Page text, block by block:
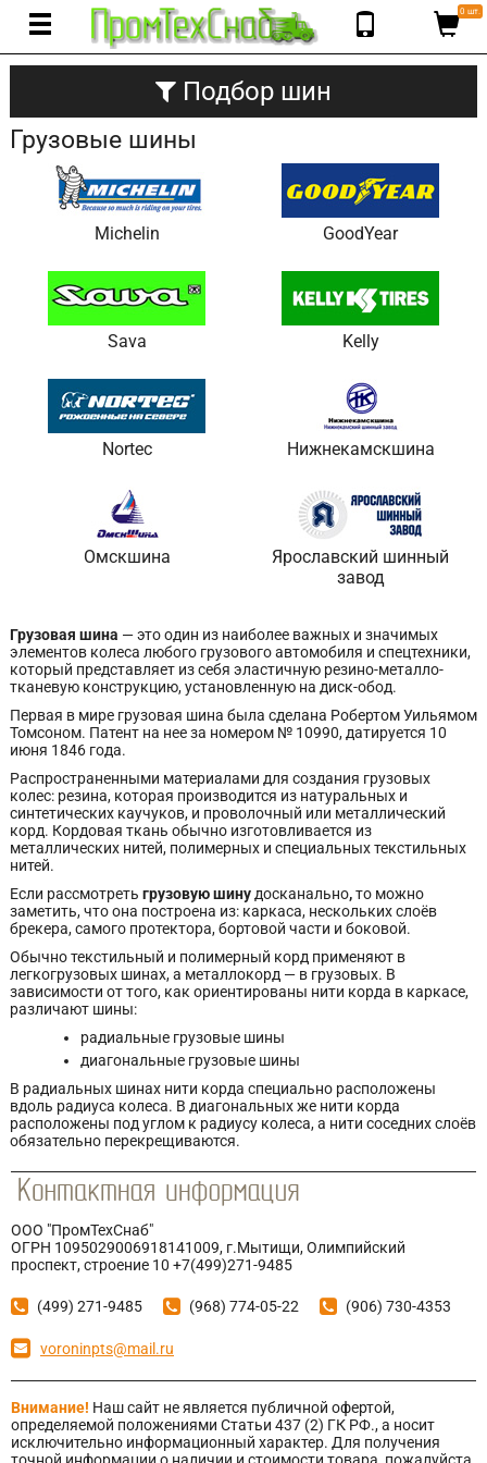
0 шт.
Подбор шин
Грузовые шины
Michelin GoodYear
Sava Kelly
Nortec Нижнекамскшина
Омскшина
Ярославский шинный
завод
Грузовая шина — это один из наиболее важных и значимых
элементов колеса любого грузового автомобиля и спецтехники,
который представляет из себя эластичную резино-металло-
тканевую конструкцию, установленную на диск-обод.
Первая в мире грузовая шина была сделана Робертом Уильямом
Томсоном. Патент на нее за номером № 10990, датируется 10
июня 1846 года.
Распространенными материалами для создания грузовых
колес: резина, которая производится из натуральных и
синтетических каучуков, и проволочный или металлический
корд. Кордовая ткань обычно изготовливается из
металлических нитей, полимерных и специальных текстильных
нитей.
Если рассмотреть грузовую шину досканально,то можно
заметить, что она построена из: каркаса, нескольких слоёв
брекера, самого протектора, бортовой части и боковой.
Обычно текстильный и полимерный корд применяют в
легкогрузовых шинах, а металлокорд — в грузовых. В
зависимости от того, как ориентированы нити корда в каркасе,
различают шины:
радиальные грузовые шины
диагональные грузовые шины
В радиальных шинах нити корда специально расположены
вдоль радиуса колеса. В диагональных же нити корда
расположены под углом к радиусу колеса, а нити соседних слоёв
обязательно перекрещиваются.
ООО "ПромТехСнаб"
ОГРН 1095029006918141009, г.Мытищи, Олимпийский
проспект, строение 10 +7(499)271-9485
(499) 271-9485 (968) 774-05-22 (906) 730-4353
voroninpts@mail.ru
Внимание! Наш сайт не является публичной офертой,
определяемой положениями Статьи 437 (2) ГК РФ., а носит
исключительно информационный характер. Для получения